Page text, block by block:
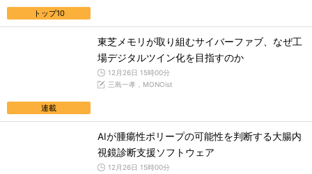
トップ10
連載
東芝メモリが取り組むサイバーファブ、なぜ工
場デジタルツイン化を目指すのか
12月26日 15時00分
三島一孝，MONOist
AIが腫瘍性ポリープの可能性を判断する大腸内
視鏡診断支援ソフトウェア
12月26日 15時00分